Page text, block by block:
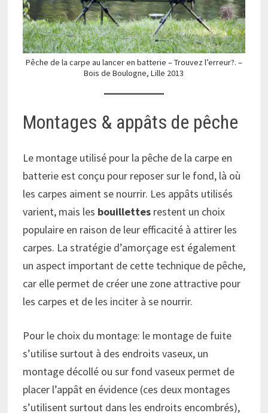
Pêche de la carpe au lancer en batterie – Trouvez l’erreur?. –
Bois de Boulogne, Lille 2013
Montages & appâts de pêche
Le montage utilisé pour la pêche de la carpe en
batterie est conçu pour reposer sur le fond, là où
les carpes aiment se nourrir. Les appâts utilisés
varient, mais les bouillettes restent un choix
populaire en raison de leur efficacité à attirer les
carpes. La stratégie d’amorçage est également
un aspect important de cette technique de pêche,
car elle permet de créer une zone attractive pour
les carpes et de les inciter à se nourrir.
Pour le choix du montage: le montage de fuite
s’utilise surtout à des endroits vaseux, un
montage décollé ou sur fond vaseux permet de
placer l’appât en évidence (ces deux montages
s’utilisent surtout dans les endroits encombrés),